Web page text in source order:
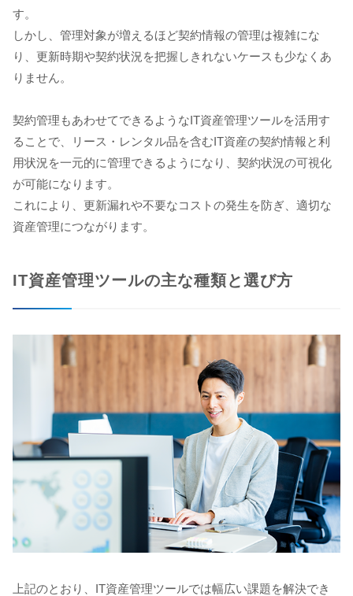
す。
しかし、管理対象が増えるほど契約情報の管理は複雑にな
り、更新時期や契約状況を把握しきれないケースも少なくあ
りません。
契約管理もあわせてできるようなIT資産管理ツールを活用す
ることで、リース・レンタル品を含むIT資産の契約情報と利
用状況を一元的に管理できるようになり、契約状況の可視化
が可能になります。
これにより、更新漏れや不要なコストの発生を防ぎ、適切な
資産管理につながります。
IT資産管理ツールの主な種類と選び方
上記のとおり、IT資産管理ツールでは幅広い課題を解決でき